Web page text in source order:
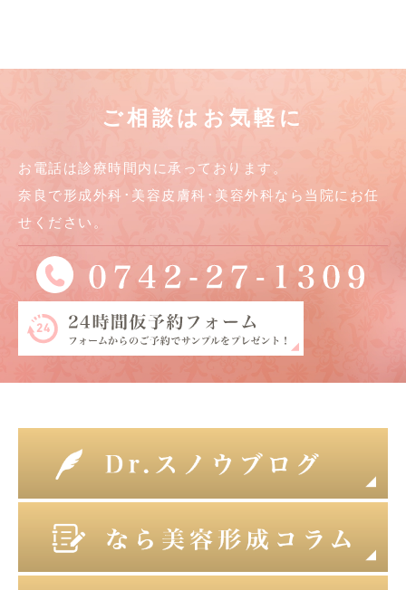
ご相談はお気軽に
お電話は診療時間内に承っております。
奈良で形成外科･美容皮膚科･美容外科なら当院にお任
せください。